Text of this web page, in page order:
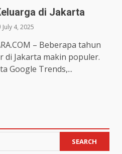
di Jakarta
July 4, 2025
– Beberapa tahun
di Jakarta makin populer.
Google Trends,...
SEARCH